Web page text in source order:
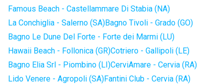
Famous Beach - Castellammare Di Stabia (NA)
La Conchiglia - Salerno (SA)Bagno Tivoli - Grado (GO)
Bagno Le Dune Del Forte - Forte dei Marmi (LU)
Hawaii Beach - Follonica (GR)Cotriero - Gallipoli (LE)
Bagno Elia Srl - Piombino (LI)CerviAmare - Cervia (RA)
Lido Venere - Agropoli (SA)Fantini Club - Cervia (RA)